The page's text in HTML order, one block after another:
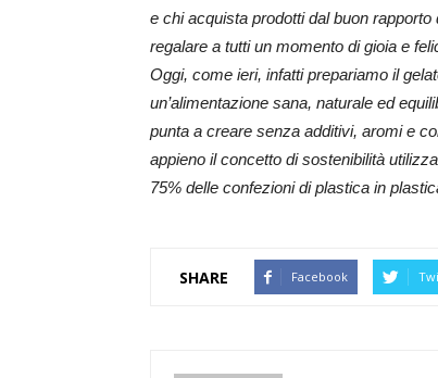
e chi acquista prodotti dal buon
regalare a tutti un momento di gioia e
Oggi, come ieri, infatti prepariamo il
un’alimentazione sana, naturale ed
punta a creare senza additivi, aromi e
appieno il concetto di sostenibilità
75% delle confezioni di plastica in
SHARE Facebook